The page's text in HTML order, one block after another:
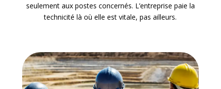
seulement aux postes concernés. L’entreprise paie la
technicité là où elle est vitale, pas ailleurs.